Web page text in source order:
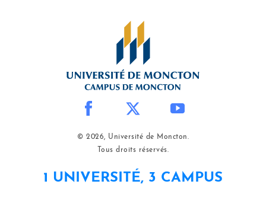
© 2026, Université de Moncton.
Tous droits réservés.
1 UNIVERSITÉ, 3 CAMPUS